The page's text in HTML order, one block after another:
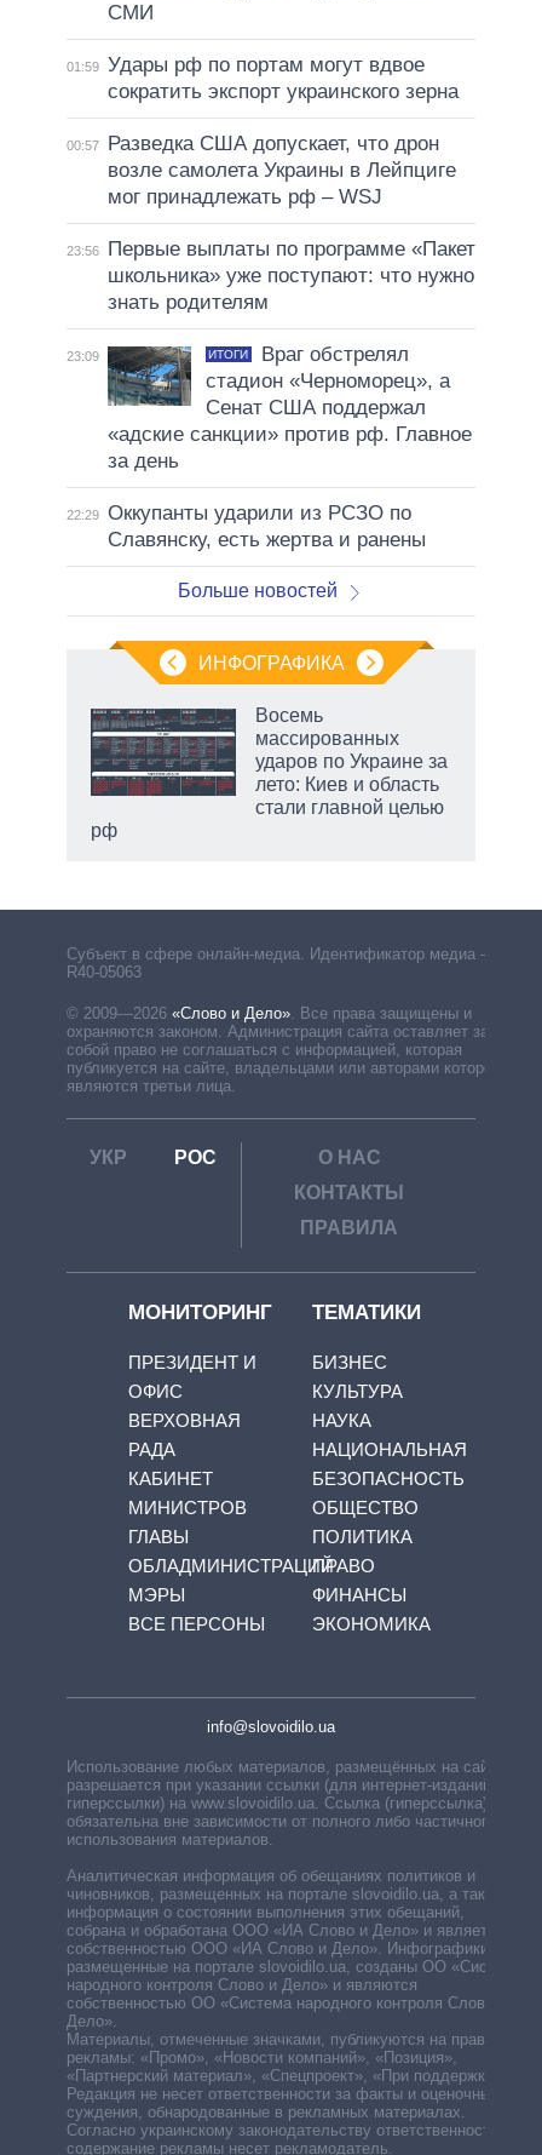
СМИ
01:59 Удары рф по портам могут вдвое
сократить экспорт украинского зерна
00:57
Разведка США допускает, что дрон
возле самолета Украины в Лейпциге
мог принадлежать рф – WSJ
23:56
Первые выплаты по программе «Пакет
школьника» уже поступают: что нужно
знать родителям
23:09 ИТОГИ
Враг обстрелял
стадион «Черноморец», а
Сенат США поддержал
«адские санкции» против рф. Главное
за день
22:29 Оккупанты ударили из РСЗО по
Славянску, есть жертва и ранены
Больше новостей
ИНФОГРАФИКА
Восемь
массированных
ударов по Украине за
лето: Киев и область
стали главной целью
рф
Субъект в сфере онлайн-медиа. Идентификатор медиа –
R40-05063
© 2009—2026 «Слово и Дело». Все права защищены и
охраняются законом. Администрация сайта оставляет за
собой право не соглашаться с информацией, которая
публикуется на сайте, владельцами или авторами которой
являются третьи лица.
УКР РОС
О НАС
КОНТАКТЫ
ПРАВИЛА
МОНИТОРИНГ
ПРЕЗИДЕНТ И
ОФИС
ВЕРХОВНАЯ
РАДА
КАБИНЕТ
МИНИСТРОВ
ГЛАВЫ
ОБЛАДМИНИСТРАЦИЙ
МЭРЫ
ВСЕ ПЕРСОНЫ
ТЕМАТИКИ
БИЗНЕС
КУЛЬТУРА
НАУКА
НАЦИОНАЛЬНАЯ
БЕЗОПАСНОСТЬ
ОБЩЕСТВО
ПОЛИТИКА
ПРАВО
ФИНАНСЫ
ЭКОНОМИКА
info@slovoidilo.ua
Использование любых материалов, размещённых на сайте,
разрешается при указании ссылки (для интернет-изданий —
гиперссылки) на www.slovoidilo.ua. Ссылка (гиперссылка)
обязательна вне зависимости от полного либо частичного
использования материалов.
Аналитическая информация об обещаниях политиков и
чиновников, размещенных на портале slovoidilo.ua, а также
информация о состоянии выполнения этих обещаний,
собрана и обработана ООО «ИА Слово и Дело» и является
собственностью ООО «ИА Слово и Дело». Инфографики,
размещенные на портале slovoidilo.ua, созданы ОО «Система
народного контроля Слово и Дело» и являются
собственностью ОО «Система народного контроля Слово и
Дело».
Материалы, отмеченные значками, публикуются на правах
рекламы: «Промо», «Новости компаний», «Позиция»,
«Партнерский материал», «Спецпроект», «При поддержке».
Редакция не несет ответственности за факты и оценочные
суждения, обнародованные в рекламных материалах.
Согласно украинскому законодательству ответственность за
содержание рекламы несет рекламодатель.